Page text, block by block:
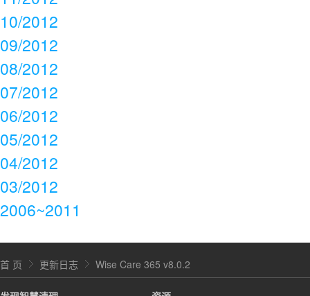
10/2012
09/2012
08/2012
07/2012
06/2012
05/2012
04/2012
03/2012
2006~2011
首 页 更新日志 Wise Care 365 v8.0.2